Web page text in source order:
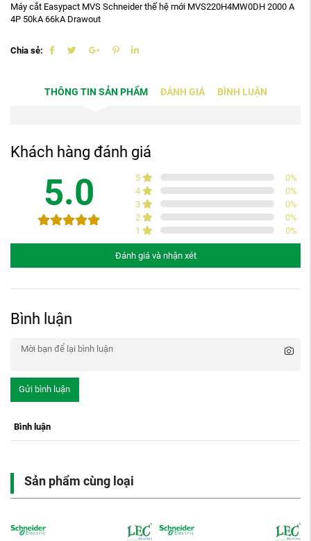
Máy cắt Easypact MVS Schneider thế hệ mới MVS220H4MW0DH 2000 A
4P 50kA 66kA Drawout
Chia sẻ:
THÔNG TIN SẢN PHẨM ĐÁNH GIÁ BÌNH LUẬN
Khách hàng đánh giá
5.0 5 0%
4
0%
3
0%
2
0%
1
0%
Đánh giá và nhận xét
Bình luận
Gửi bình luận
Bình luận
Sản phẩm cùng loại